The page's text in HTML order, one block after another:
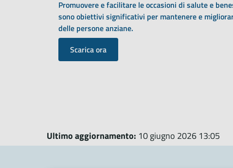
Promuovere e facilitare le occasioni di salute e
sono obiettivi significativi per mantenere e
delle persone anziane.
Scarica ora
Ultimo aggiornamento: 10 giugno 2026 13:05